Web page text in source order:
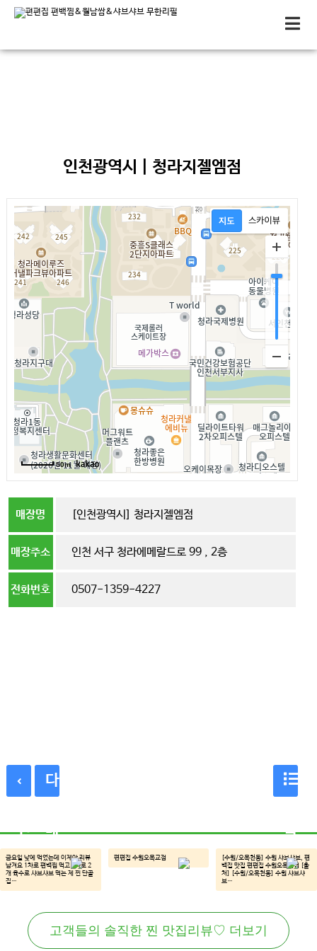
인천광역시 | 청라지젤엠점
50m
매장명 [인천광역시] 청라지젤엠점
매장주소 인천 서구 청라에메랄드로 99 , 2층
전화번호 0507-1359-4227
전
매
장
다
매
장
록
금요일 낮에 먹었는데 이제야 리뷰
남겨요 1차로 편백찜 먹고 2차로 2
개 육수로 샤브샤브 먹는 제 찐 단골
집…
편편집 수원오목교점
[수원/오목천동] 수원 샤브샤브, 편
백집 맛집 편편집 수원오목천점 [출
처] [수원/오목천동] 수원 샤브샤
브…
고객들의 솔직한 찐 맛집리뷰♡ 더보기